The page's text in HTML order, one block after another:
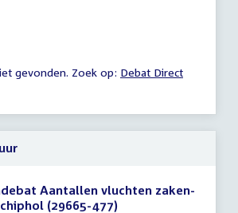
gevonden. Zoek op: External
Debat Direct
Aantallen vluchten zaken-
(29665-477)